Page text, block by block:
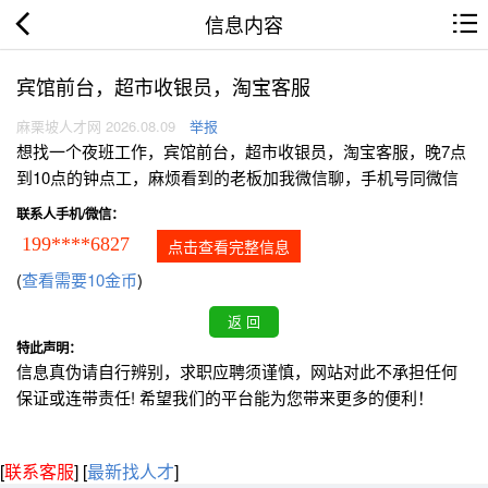
信息内容
宾馆前台，超市收银员，淘宝客服
麻栗坡人才网 2026.08.09 举报
想找一个夜班工作，宾馆前台，超市收银员，淘宝客服，晚7点
到10点的钟点工，麻烦看到的老板加我微信聊，手机号同微信
联系人手机/微信：
199****6827 点击查看完整信息
(查看需要10金币)
特此声明：
信息真伪请自行辨别，求职应聘须谨慎，网站对此不承担任何
保证或连带责任! 希望我们的平台能为您带来更多的便利！
[联系客服] [最新找人才]